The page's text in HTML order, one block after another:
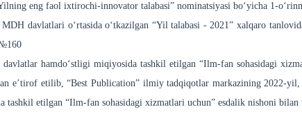
eng faol ixtirochi-innovator talabasi” nominatsiyasi boʻyicha 1-
davlatlari oʻrtasida oʻtkazilgan “Yil talabasi - 2021” xalqaro
hamdoʻstligi miqiyosida tashkil etilgan “Ilm-fan sohasidagi
e’tirof etilib, “Best Publication” ilmiy tadqiqotlar markazining 2022-
tashkil etilgan “Ilm-fan sohasidagi xizmatlari uchun” esdalik nishoni